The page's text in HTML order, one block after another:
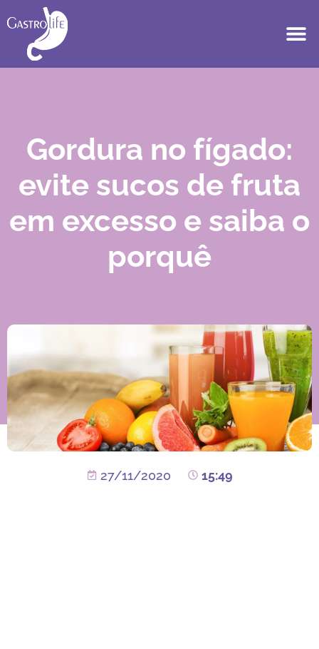
Gordura no fígado:
evite sucos de fruta
em excesso e saiba o
porquê
27/11/2020 15:49